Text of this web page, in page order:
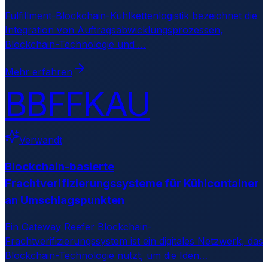
Fulfillment-Blockchain-Kühlkettenlogistik bezeichnet die
Integration von Auftragsabwicklungsprozessen,
Blockchain-Technologie und …
Mehr erfahren
BBFFKAU
Verwandt
Blockchain-basierte
Frachtverifizierungssysteme für Kühlcontainer
an Umschlagspunkten
Ein Gateway Reefer Blockchain-
Frachtverifizierungssystem ist ein digitales Netzwerk, das
Blockchain-Technologie nutzt, um die Iden…